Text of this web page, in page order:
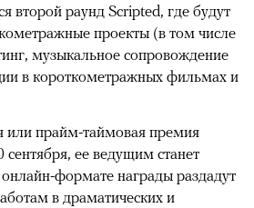
второй раунд Scripted, где будут
проекты (в том числе
музыкальное сопровождение
в короткометражных фильмах и
или прайм-таймовая премия
ее ведущим станет
формате награды раздадут
в драматических и